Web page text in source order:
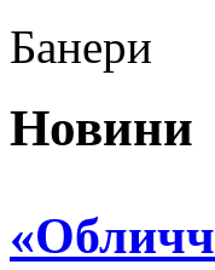
Банери
Новини